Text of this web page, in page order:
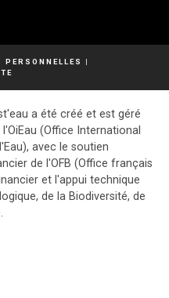
PERSONNELLES
|
a été créé et est géré
l'OiEau (Office International
avec le soutien
de l'OFB (Office français
et l'appui technique
de la Biodiversité, de